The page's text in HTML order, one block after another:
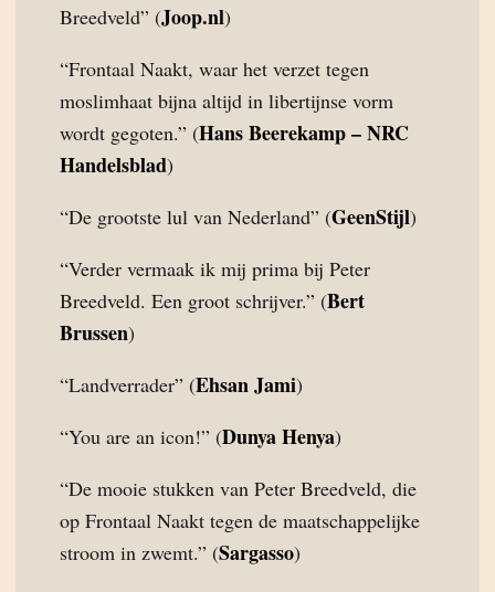
Breedveld” (Joop.nl)
“Frontaal Naakt, waar het verzet tegen
moslimhaat bijna altijd in libertijnse vorm
wordt gegoten.” (Hans Beerekamp – NRC
Handelsblad)
“De grootste lul van Nederland” (GeenStijl)
“Verder vermaak ik mij prima bij Peter
Breedveld. Een groot schrijver.” (Bert
Brussen)
“Landverrader” (Ehsan Jami)
“You are an icon!” (Dunya Henya)
“De mooie stukken van Peter Breedveld, die
op Frontaal Naakt tegen de maatschappelijke
stroom in zwemt.” (Sargasso)